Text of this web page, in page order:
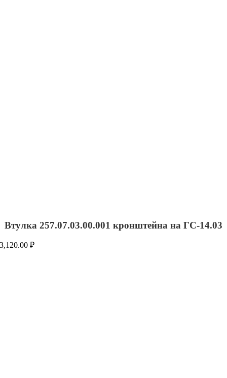
Втулка 257.07.03.00.001 кронштейна на ГС-14.03
3,120.00₽